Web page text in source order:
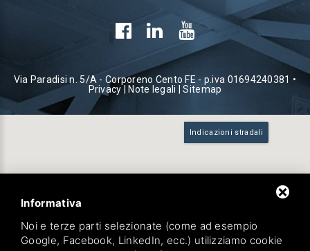
Via Paradisi n. 5/A - Corporeno Cento FE - p.iva 01694240381 •
Privacy
Note legali |Sitemap
Indicazioni stradali
Informativa
Noi e terze parti selezionate (come ad esempio
Google, Facebook, LinkedIn, ecc.) utilizziamo cookie